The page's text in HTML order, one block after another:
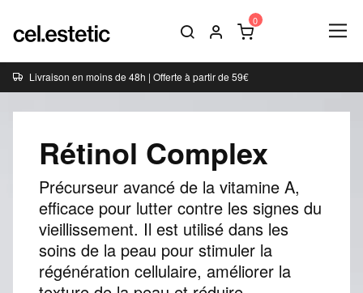
Livraison en moins de 48h | Offerte à partir de 59€
Rétinol Complex
Précurseur avancé de la vitamine A,
efficace pour lutter contre les signes du
vieillissement. Il est utilisé dans les
soins de la peau pour stimuler la
régénération cellulaire, améliorer la